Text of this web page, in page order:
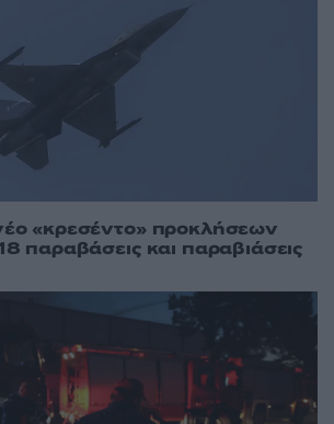
«κρεσέντο» προκλήσεων
παραβάσεις και παραβιάσεις